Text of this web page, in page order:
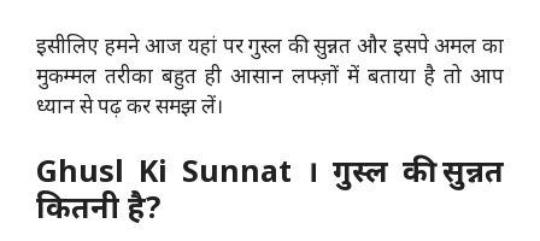
इसीलिए हमने आज यहां पर गुस्ल की सुन्नत और इसपे अमल का
मुकम्मल तरीका बहुत ही आसान लफ्ज़ों में बताया है तो आप
ध्यान से पढ़ कर समझ लें।
Ghusl Ki Sunnat । गुस्ल की सुन्नत
कितनी है?